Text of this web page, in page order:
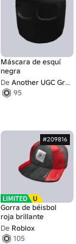
Máscara de esquí
negra
De Another UGC Group
95
#209816
Gorra de béisbol
roja brillante
De Roblox
105